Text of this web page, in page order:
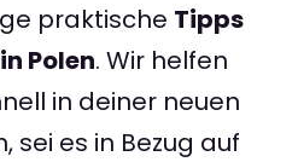
praktische Tipps
Polen. Wir helfen
in deiner neuen
sei es in Bezug auf